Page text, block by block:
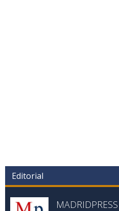
Editorial
MADRIDPRESS